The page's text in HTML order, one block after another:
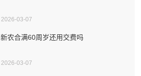
2026-03-07
新农合满60周岁还用交费吗
2026-03-07